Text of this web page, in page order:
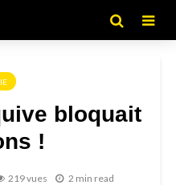
bloquait
!
219 vues 2 min read